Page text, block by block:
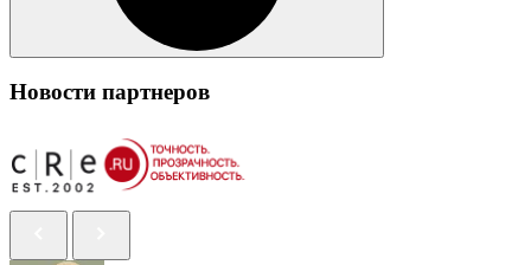
Новости партнеров